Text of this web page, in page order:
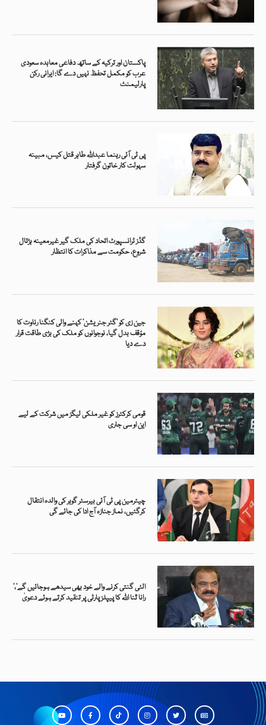
پاکستان اور ترکیہ کے ساتھ دفاعی معاہدہ سعودی
عرب کو مکمل تحفظ نہیں دے گا: ایرانی رکن
پارلیمنٹ
پی ٹی آئی رہنما عبداللہ طاہر قتل کیس، مبینہ
سہولت کار خاتون گرفتار
گڈز ٹرانسپورٹ اتحاد کی ملک گیر غیرمعینہ ہڑتال
شروع، حکومت سے مذاکرات کا انتظار
جین زی کو ’گٹر جنریشن‘ کہنے والی کنگنا رناوت کا
مؤقف بدل گیا، نوجوانوں کو ملک کی بڑی طاقت قرار
دے دیا
قومی کرکٹرز کو غیر ملکی لیگز میں شرکت کے لیے
این او سی جاری
چیئرمین پی ٹی آئی بیرسٹر گوہر کی والدہ انتقال
کرگئیں، نماز جنازہ آج ادا کی جائے گی
’الٹی گنتی کرنے والے خود بھی سیدھے ہوجائیں گے‘،
رانا ثنا اللہ کا پیپلز پارٹی پر تنقید کرتے ہوئے دعویٰ